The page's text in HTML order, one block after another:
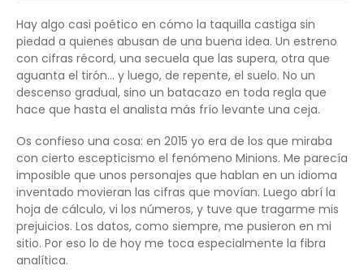
Hay algo casi poético en cómo la taquilla castiga sin
piedad a quienes abusan de una buena idea. Un estreno
con cifras récord, una secuela que las supera, otra que
aguanta el tirón… y luego, de repente, el suelo. No un
descenso gradual, sino un batacazo en toda regla que
hace que hasta el analista más frío levante una ceja.
Os confieso una cosa: en 2015 yo era de los que miraba
con cierto escepticismo el fenómeno Minions. Me parecía
imposible que unos personajes que hablan en un idioma
inventado movieran las cifras que movían. Luego abrí la
hoja de cálculo, vi los números, y tuve que tragarme mis
prejuicios. Los datos, como siempre, me pusieron en mi
sitio. Por eso lo de hoy me toca especialmente la fibra
analítica.